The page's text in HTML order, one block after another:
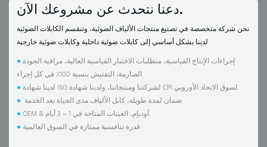
دعنا نتحدث عن مشروعك الآن.
نحن شركة متخصصة في تصنيع منتجات الألياف الضوئية، وتنقسم الكابلات الضوئية
● إجراءات الإنتاج القياسية، متطلبات الاختبار القياسية العالية، مراقبة الجودة
الصارمة، التفتيش بنسبة 100٪ في كل إجراء.
●
لدينا شهادة ISO لشركتنا ومنتجاتنا، ولدينا شهادة CPI لسوق الاتحاد الأوروبي.
●
ضمان لمدة طويلة، كابل الألياف مدى الحياة بعد الخدمة.
●
OEM & أوديإم، العينات المتاحة في 1 ~ 3 أيام.
●
قدرة تنافسية ممتازة في السوق العالمية.